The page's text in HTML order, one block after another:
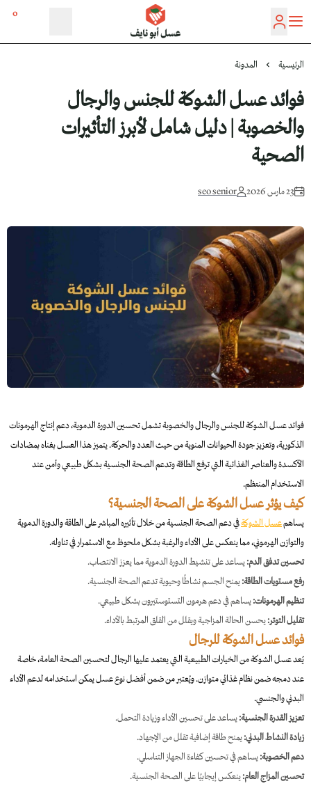
عسل أبو نايف
0
الرئيسية المدونة
فوائد عسل الشوكة للجنس والرجال
والخصوبة | دليل شامل لأبرز التأثيرات
الصحية
23 مارس 2026 seo senior
فوائد عسل الشوكة للجنس والرجال والخصوبة تشمل تحسين الدورة الدموية، دعم إنتاج الهرمونات
الذكورية، وتعزيز جودة الحيوانات المنوية من حيث العدد والحركة. يتميز هذا العسل بغناه بمضادات
الأكسدة والعناصر الغذائية التي ترفع الطاقة وتدعم الصحة الجنسية بشكل طبيعي وآمن عند
الاستخدام المنتظم.
كيف يؤثر عسل الشوكة على الصحة الجنسية؟
يساهمعسل الشوكةفي دعم الصحة الجنسية من خلال تأثيره المباشر على الطاقة والدورة الدموية
والتوازن الهرموني، مما ينعكس على الأداء والرغبة بشكل ملحوظ مع الاستمرار في تناوله.
تحسين تدفق الدم:يساعد على تنشيط الدورة الدموية مما يعزز الانتصاب.
رفع مستويات الطاقة:يمنح الجسم نشاطًا وحيوية تدعم الصحة الجنسية.
تنظيم الهرمونات:يساهم في دعم هرمون التستوستيرون بشكل طبيعي.
تقليل التوتر:يحسن الحالة المزاجية ويقلل من القلق المرتبط بالأداء.
فوائد عسل الشوكة للرجال
يُعد عسل الشوكة من الخيارات الطبيعية التي يعتمد عليها الرجال لتحسين الصحة العامة، خاصة
عند دمجه ضمن نظام غذائي متوازن. ويُعتبر من ضمن أفضل نوع عسل يمكن استخدامه لدعم الأداء
البدني والجنسي.
تعزيز القدرة الجنسية:يساعد على تحسين الأداء وزيادة التحمل.
زيادة النشاط البدني:يمنح طاقة إضافية تقلل من الإجهاد.
دعم الخصوبة:يساهم في تحسين كفاءة الجهاز التناسلي.
تحسين المزاج العام:ينعكس إيجابيًا على الصحة الجنسية.